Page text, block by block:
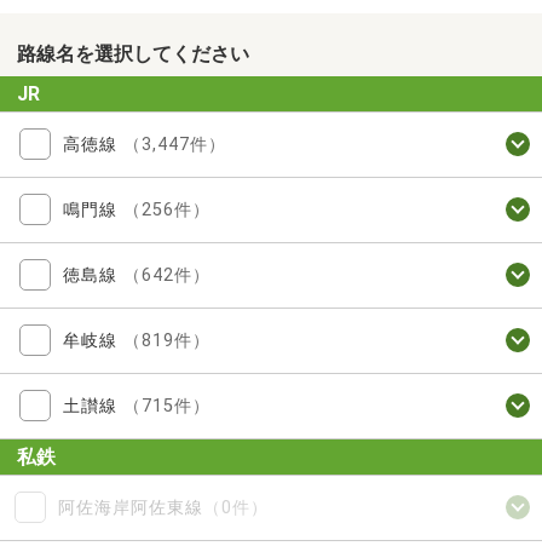
路線名を選択してください
JR
高徳線 （3,447件）
鳴門線 （256件）
徳島線 （642件）
牟岐線 （819件）
土讃線 （715件）
私鉄
阿佐海岸阿佐東線 （0件）